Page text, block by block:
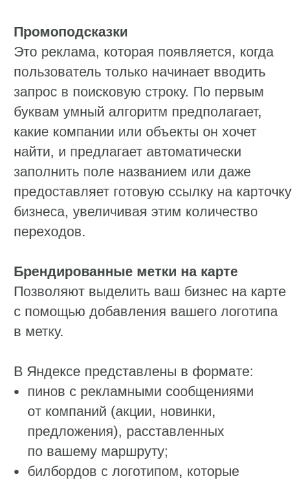
Промоподсказки
Это реклама, которая появляется, когда
пользователь только начинает вводить
запрос в поисковую строку. По первым
буквам умный алгоритм предполагает,
какие компании или объекты он хочет
найти, и предлагает автоматически
заполнить поле названием или даже
предоставляет готовую ссылку на карточку
бизнеса, увеличивая этим количество
переходов.
Брендированные метки на карте
Позволяют выделить ваш бизнес на карте
с помощью добавления вашего логотипа
в метку.
В Яндексе представлены в формате:
пинов с рекламными сообщениями
от компаний (акции, новинки,
предложения), расставленных
по вашему маршруту;
билбордов с логотипом, которые